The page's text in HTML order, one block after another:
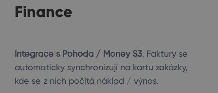
Finance
Integrace s Pohoda / Money S3. Faktury se
automaticky synchronizují na kartu zakázky,
kde se z nich počítá náklad / výnos.